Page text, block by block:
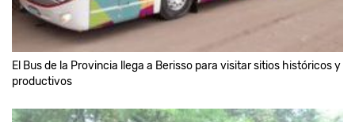
El Bus de la Provincia llega a Berisso para visitar sitios históricos y
productivos